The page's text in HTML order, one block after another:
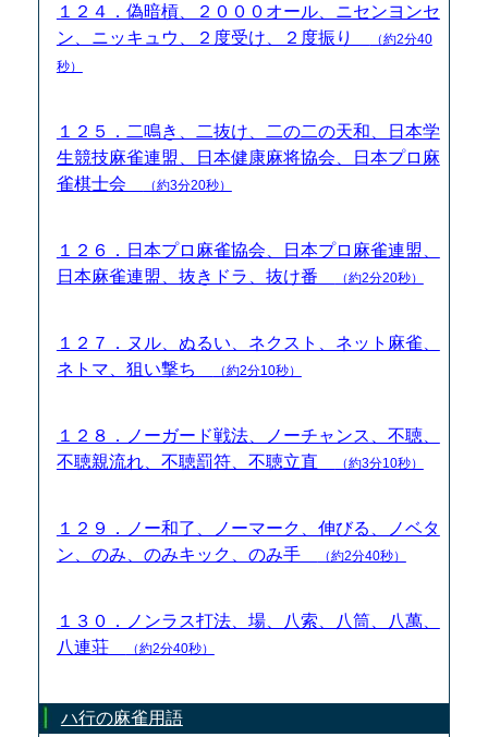
１２４．偽暗槓、２０００オール、ニセンヨンセ
ン、ニッキュウ、２度受け、２度振り
（約2分40
秒）
１２５．二鳴き、二抜け、二の二の天和、日本学
生競技麻雀連盟、日本健康麻将協会、日本プロ麻
雀棋士会
（約3分20秒）
１２６．日本プロ麻雀協会、日本プロ麻雀連盟、
日本麻雀連盟、抜きドラ、抜け番
（約2分20秒）
１２７．ヌル、ぬるい、ネクスト、ネット麻雀、
ネトマ、狙い撃ち
（約2分10秒）
１２８．ノーガード戦法、ノーチャンス、不聴、
不聴親流れ、不聴罰符、不聴立直
（約3分10秒）
１２９．ノー和了、ノーマーク、伸びる、ノベタ
ン、のみ、のみキック、のみ手
（約2分40秒）
１３０．ノンラス打法、場、八索、八筒、八萬、
八連荘
（約2分40秒）
ハ行の麻雀用語